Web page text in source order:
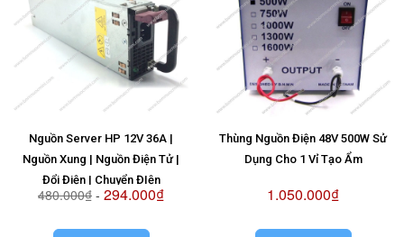
Nguồn Server HP 12V 36A |
Nguồn Xung | Nguồn Điện Tử |
Đổi Điện | Chuyển ĐIện
480.000₫ - 294.000₫
Thùng Nguồn Điện 48V 500W Sử
Dụng Cho 1 Vỉ Tạo Ẩm
1.050.000₫